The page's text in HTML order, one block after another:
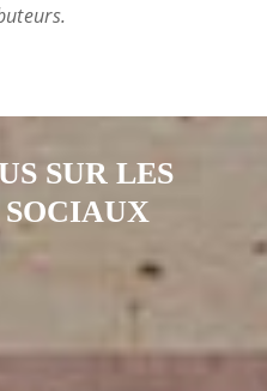
SUR LES
Notre page Tiktok
Notre page